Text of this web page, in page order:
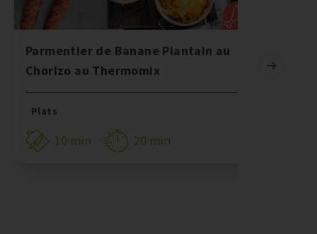
Parmentier de Banane Plantain au
Chorizo au Thermomix
Plats
10 min 20 min